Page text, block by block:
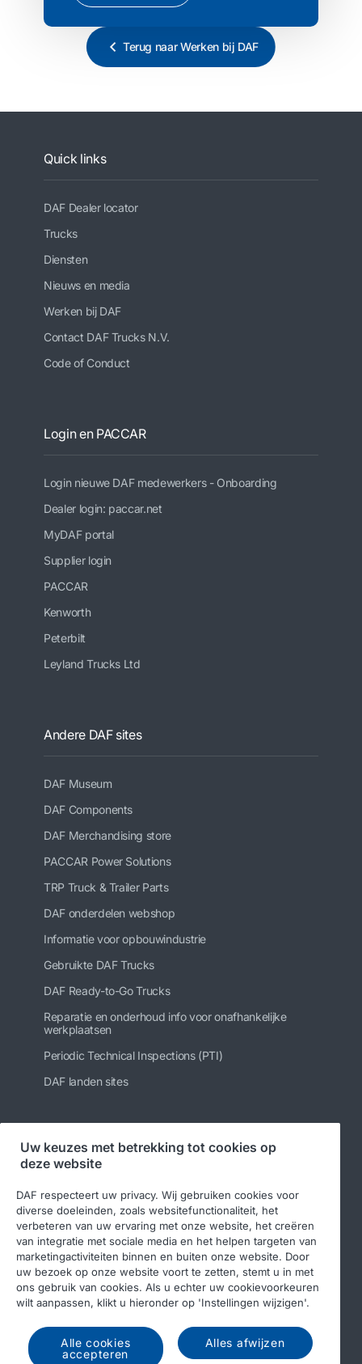
Terug naar Werken bij DAF
Quick links
DAF Dealer locator
Trucks
Diensten
Nieuws en media
Werken bij DAF
Contact DAF Trucks N.V.
Code of Conduct
Login en PACCAR
Login nieuwe DAF medewerkers - Onboarding
Dealer login: paccar.net
MyDAF portal
Supplier login
PACCAR
Kenworth
Peterbilt
Leyland Trucks Ltd
Andere DAF sites
DAF Museum
DAF Components
DAF Merchandising store
PACCAR Power Solutions
TRP Truck & Trailer Parts
DAF onderdelen webshop
Informatie voor opbouwindustrie
Gebruikte DAF Trucks
DAF Ready-to-Go Trucks
Reparatie en onderhoud info voor onafhankelijke
werkplaatsen
Periodic Technical Inspections (PTI)
DAF landen sites
Volg ons
© 2026 DAF Legal notice
Privacy statement
Algemene voorwaarden
DAF en cookies
Uw keuzes met betrekking tot cookies op
deze website
DAF respecteert uw privacy. Wij gebruiken cookies voor
diverse doeleinden, zoals websitefunctionaliteit, het
verbeteren van uw ervaring met onze website, het creëren
van integratie met sociale media en het helpen targeten van
marketingactiviteiten binnen en buiten onze website. Door
uw bezoek op onze website voort te zetten, stemt u in met
ons gebruik van cookies. Als u echter uw cookievoorkeuren
wilt aanpassen, klikt u hieronder op 'Instellingen wijzigen'.
Alle cookies
accepteren
Alles afwijzen